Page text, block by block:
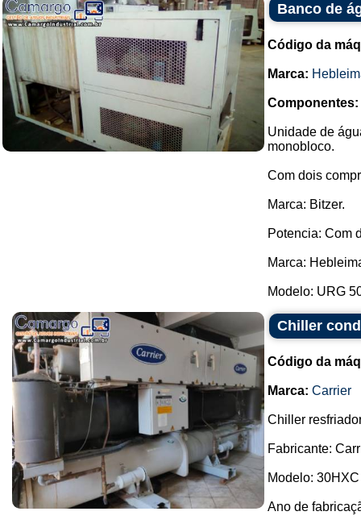
Banco de
Código da
Marca:
Componentes:
Unidade de
monobloco.
Com dois
Marca: Bitzer.
Potencia: Com
Marca:
Modelo: URG
Chiller
Código da
Marca: Carrier
Chiller
Fabricante:
Modelo:
Ano de